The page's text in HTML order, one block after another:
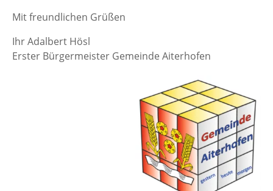
Mit freundlichen Grüßen
Ihr Adalbert Hösl
Erster Bürgermeister Gemeinde Aiterhofen